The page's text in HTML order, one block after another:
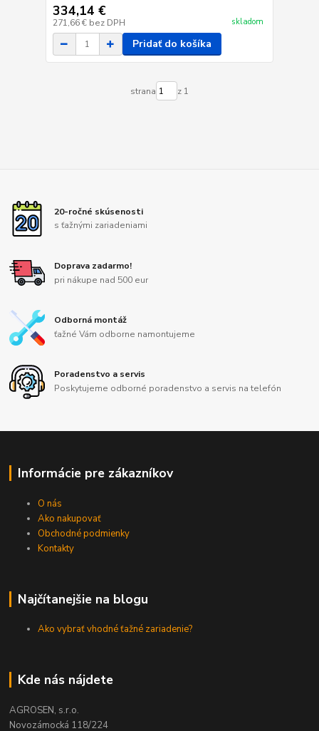
334,14 €
271,66 € bez DPH skladom
Pridať do košíka
strana z 1
20-ročné skúsenosti
s ťažnými zariadeniami
Doprava zadarmo!
pri nákupe nad 500 eur
Odborná montáž
ťažné Vám odborne namontujeme
Poradenstvo a servis
Poskytujeme odborné poradenstvo a servis na telefón
Informácie pre zákazníkov
O nás
Ako nakupovať
Obchodné podmienky
Kontakty
Najčítanejšie na blogu
Ako vybrať vhodné ťažné zariadenie?
Kde nás nájdete
AGROSEN, s.r.o.
Novozámocká 118/224